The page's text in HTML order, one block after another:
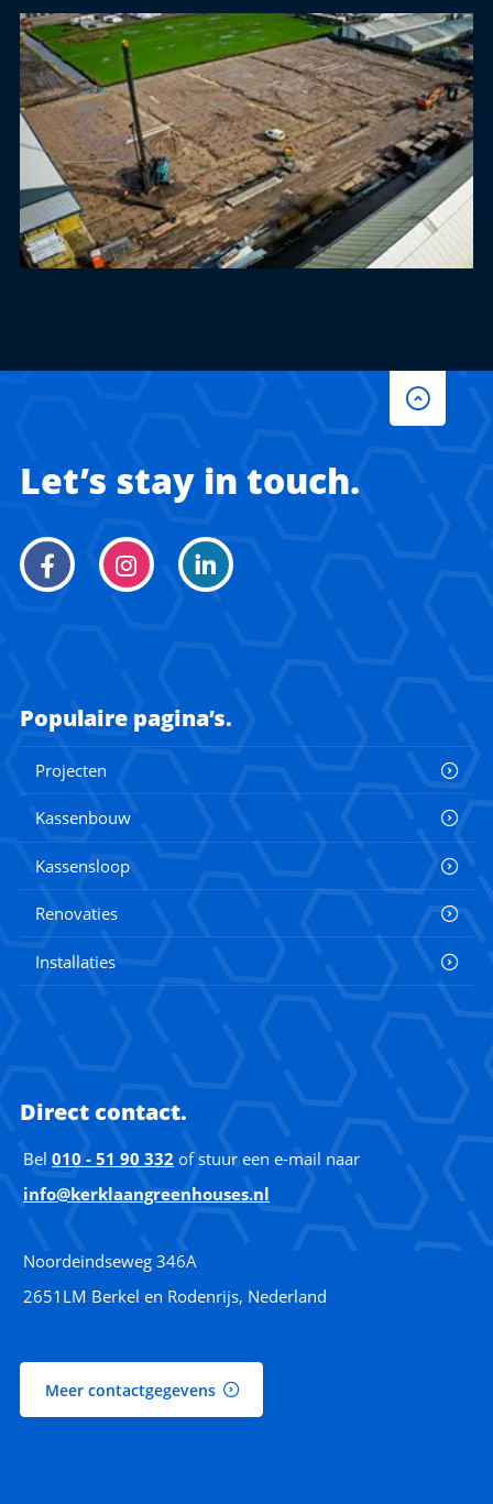
Let’s stay in touch.
Populaire pagina’s.
Projecten
Kassenbouw
Kassensloop
Renovaties
Installaties
Direct contact.
Bel 010 - 51 90 332 of stuur een e-mail naar
info@kerklaangreenhouses.nl
Noordeindseweg 346A
2651LM Berkel en Rodenrijs, Nederland
Meer contactgegevens